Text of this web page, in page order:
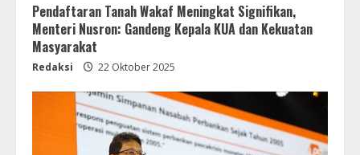
Pendaftaran Tanah Wakaf Meningkat Signifikan,
Menteri Nusron: Gandeng Kepala KUA dan Kekuatan
Masyarakat
Redaksi 22 Oktober 2025